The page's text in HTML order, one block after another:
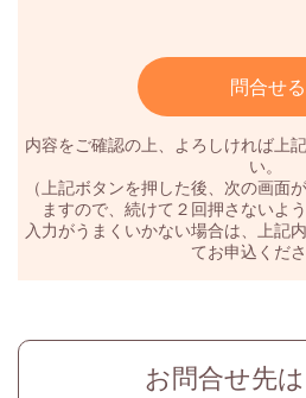
内容をご確認の上、よろしければ上
い。
（上記ボタンを押した後、次の画面
ますので、続けて２回押さないよ
入力がうまくいかない場合は、上記
てお申込くださ
お問合せ先